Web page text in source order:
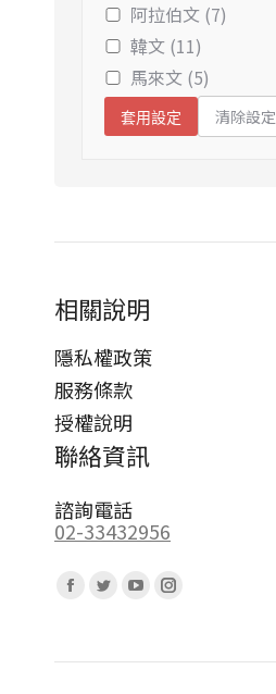
阿拉伯文 (7)
韓文 (11)
馬來文 (5)
套用設定 清除設定
相關說明
隱私權政策
服務條款
授權說明
聯絡資訊
諮詢電話
02-33432956
Facebook
opens
Twitter
opens
YouTube
opens
Instagram
opens